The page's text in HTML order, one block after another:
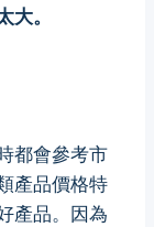
大。
都會參考市
產品價格特
產品。因為